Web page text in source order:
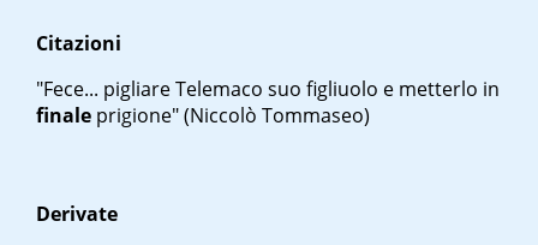
Citazioni
"Fece... pigliare Telemaco suo figliuolo e metterlo in
finale prigione" (Niccolò Tommaseo)
Derivate